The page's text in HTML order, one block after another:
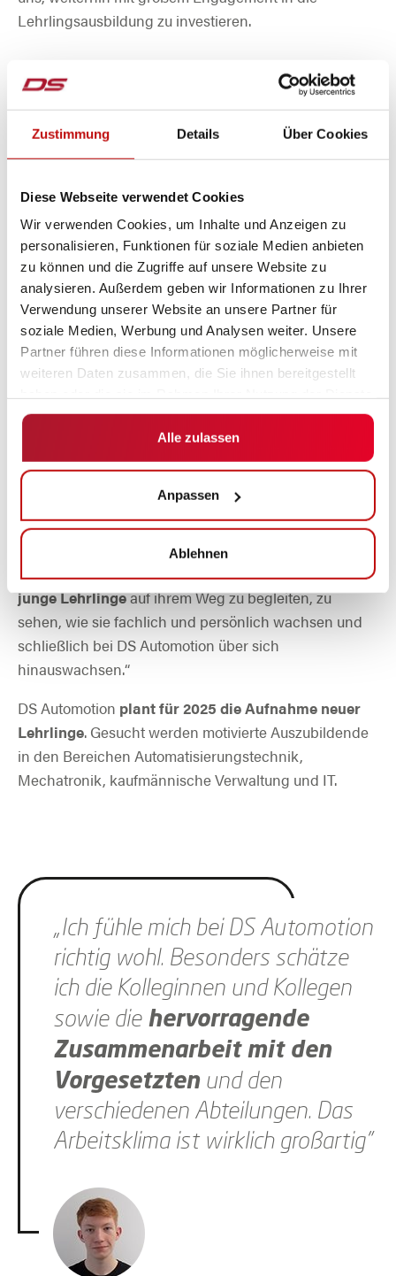
Zustimmung Details Über Cookies
Diese Webseite verwendet Cookies
Wir verwenden Cookies, um Inhalte und Anzeigen zu
personalisieren, Funktionen für soziale Medien anbieten
zu können und die Zugriffe auf unsere Website zu
analysieren. Außerdem geben wir Informationen zu Ihrer
Verwendung unserer Website an unsere Partner für
soziale Medien, Werbung und Analysen weiter. Unsere
Partner führen diese Informationen möglicherweise mit
weiteren Daten zusammen, die Sie ihnen bereitgestellt
gesammelt haben.
Alle zulassen
Anpassen
Ablehnen
Lehrlingsausbildung zu investieren.
Hast du Interesse an einer Ausbildung
bei uns? Schick uns deine
Sebastian Maderthaner, Leiter des Personalbereichs,
diesjährigen Preisträgerzu sein, ist eine wunderbare
Bestätigung für die langjährige Aufbauarbeit in
unserem Lehrlingsbereich. Mein besonderer Dank gilt
unseren Lehrlingsausbilder Nderim Mamuti und
Andreas Steinbauer. Es gibt nichts Erfüllenderes, als
junge Lehrlingeauf ihrem Weg zu begleiten, zu
sehen, wie sie fachlich und persönlich wachsen und
schließlich bei DS Automotion über sich
hinauswachsen.“
DS Automotion plant für 2025 die Aufnahme neuer
Lehrlinge. Gesucht werden motivierte Auszubildende
in den Bereichen Automatisierungstechnik,
Mechatronik, kaufmännische Verwaltung und IT.
Slider überspringen
„Ich fühle mich bei DS Automotion
richtig wohl. Besonders schätze
ich die Kolleginnen und Kollegen
sowie diehervorragende
Zusammenarbeit mit den
Vorgesetztenund den
verschiedenen Abteilungen. Das
Arbeitsklima ist wirklich großartig"